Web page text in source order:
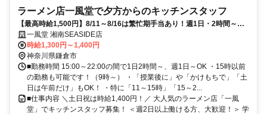
ラーメン店一風堂で夕方からのキッチンスタッフ
【最高時給1,500円】8/11～8/16は繁忙期手当あり！週1日・2時間～◎
面接時履歴書不要
一風堂 湘南SEASIDE店
時給1,300円～1,400円
神奈川県鎌倉市
■勤務時間 15:00～22:00の間で1日2時間～、週1日～OK ・15時以前
の勤務も可能です！（9時～） ・「授業後に」や「かけもちで」「土
日は午前だけ」もOK！ ・特に「11～15時」「15～2...
■仕事内容 ＼土日祝は時給1,400円！／ 大人気のラーメン店「一風
堂」でキッチンスタッフ募集！ ＜週2日以上働ける方、大歓迎！＞ 学